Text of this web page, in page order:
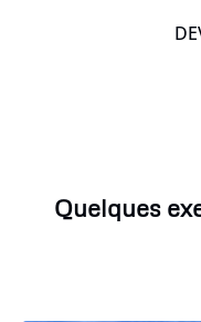
Quelques